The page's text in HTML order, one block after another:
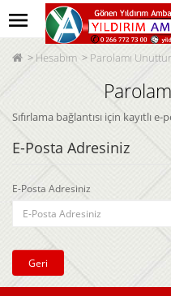
Hesabım Parolamı
Sıfırlama bağlantısı için kayıtlı
E-Posta Adresiniz
E-Posta Adresiniz
Geri